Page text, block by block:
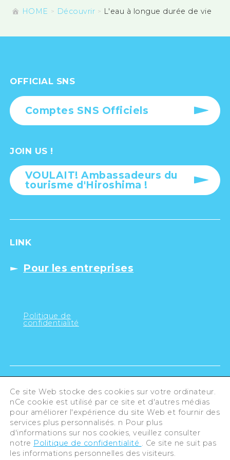
HOME Découvrir L'eau à longue durée de vie
OFFICIAL SNS
Comptes SNS Officiels
JOIN US !
VOULAIT! Ambassadeurs du
tourisme d'Hiroshima !
LINK
Pour les entreprises
Politique de
confidentialité
Ce site Web stocke des cookies sur votre ordinateur.
nCe cookie est utilisé par ce site et d'autres médias
pour améliorer l'expérience du site Web et fournir des
services plus personnalisés. n Pour plus
d'informations sur nos cookies, veuillez consulter
notre Politique de confidentialité . Ce site ne suit pas
les informations personnelles des visiteurs.